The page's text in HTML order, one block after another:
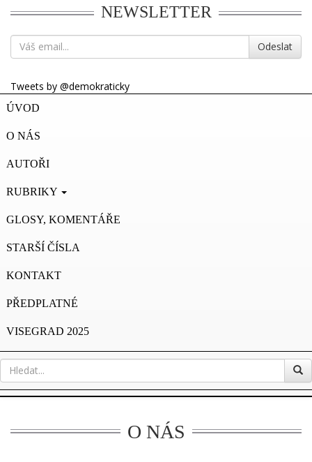
NEWSLETTER
Odeslat
Tweets by @demokraticky
ÚVOD
O NÁS
AUTOŘI
RUBRIKY
GLOSY, KOMENTÁŘE
STARŠÍ ČÍSLA
KONTAKT
PŘEDPLATNÉ
VISEGRAD 2025
O NÁS